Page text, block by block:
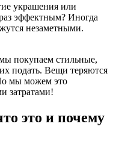
украшения или
эффектным? Иногда
незаметными.
покупаем стильные,
подать. Вещи теряются
мы можем это
затратами!
это и почему